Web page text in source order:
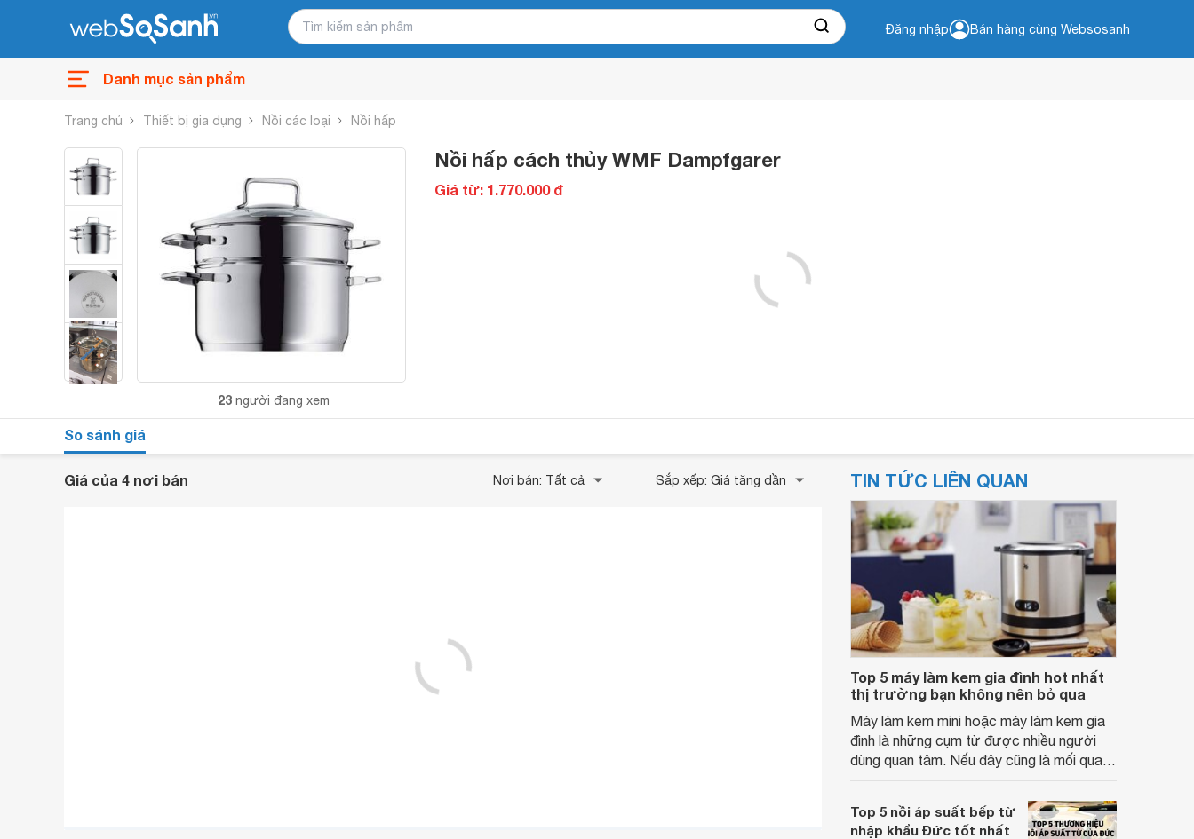
Đăng nhập Bán hàng cùng Websosanh
Danh mục sản phẩm
Trang chủ Thiết bị gia dụng Nồi các loại Nồi hấp
23 người đang xem
Nồi hấp cách thủy WMF Dampfgarer
Giá từ: 1.770.000 đ
So sánh giá
Giá của 4 nơi bán Nơi bán: Tất cả Sắp xếp: Giá tăng dần TIN TỨC LIÊN QUAN
Top 5 máy làm kem gia đình hot nhất
thị trường bạn không nên bỏ qua
Máy làm kem mini hoặc máy làm kem gia
đình là những cụm từ được nhiều người
dùng quan tâm. Nếu đây cũng là mối quan
máy làm kem đang hot trên thị trường hiện
nay nhé.
Top 5 nồi áp suất bếp từ
nhập khẩu Đức tốt nhất